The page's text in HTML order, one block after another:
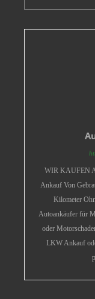
WIR KAUFEN
Ankauf Von
Kilometer
Autoankäufer für
oder
LKW Ankauf